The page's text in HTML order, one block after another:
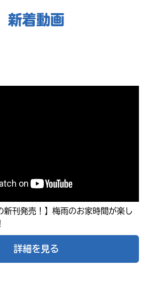
いろんな動画が
見られる
新着動画
新刊発売！】梅雨のお家時間が楽し
詳細を見る